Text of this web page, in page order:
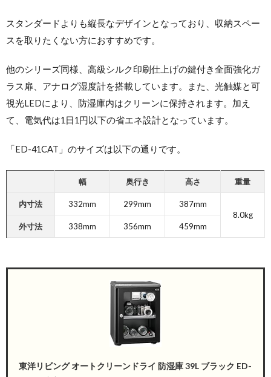
スタンダードよりも縦長なデザインとなっており、収納スペー
スを取りたくない方におすすめです。
他のシリーズ同様、高級シルク印刷仕上げの鍵付き全面強化ガ
ラス扉、アナログ湿度計を搭載しています。また、光触媒と可
視光LEDにより、防湿庫内はクリーンに保持されます。加え
て、電気代は1日1円以下の省エネ設計となっています。
「ED-41CAT」のサイズは以下の通りです。
幅 奥行き 高さ 重量
内寸法 332mm 299mm
387mm
8.0kg
外寸法
338mm 356mm 459mm
東洋リビング オートクリーンドライ 防湿庫 39L ブラック ED-